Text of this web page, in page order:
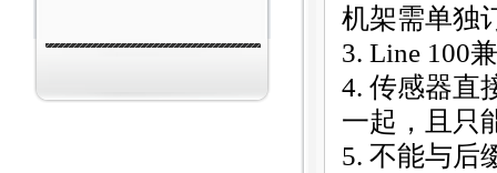
机架需单独
3. Line 100
4. 传感器直
一起，且只
5. 不能与后